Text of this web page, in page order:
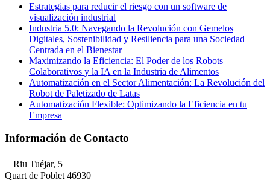
Estrategias para reducir el riesgo con un software de
visualización industrial
Industria 5.0: Navegando la Revolución con Gemelos
Digitales, Sostenibilidad y Resiliencia para una Sociedad
Centrada en el Bienestar
Maximizando la Eficiencia: El Poder de los Robots
Colaborativos y la IA en la Industria de Alimentos
Automatización en el Sector Alimentación: La Revolución del
Robot de Paletizado de Latas
Automatización Flexible: Optimizando la Eficiencia en tu
Empresa
Información de Contacto
Riu Tuéjar, 5
Quart de Poblet 46930